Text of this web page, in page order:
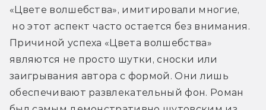
«Цвете волшебства», имитировали многие,
но этот аспект часто остается без внимания.
Причиной успеха «Цвета волшебства»
являются не просто шутки, сноски или
заигрывания автора с формой. Они лишь
обеспечивают развлекательный фон. Роман